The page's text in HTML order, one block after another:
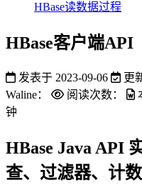
HBase读数据过程
HBase客户端API
发表于 2023-09-06 更
Waline：
阅读次数：
钟
HBase Java API
查、过滤器、计